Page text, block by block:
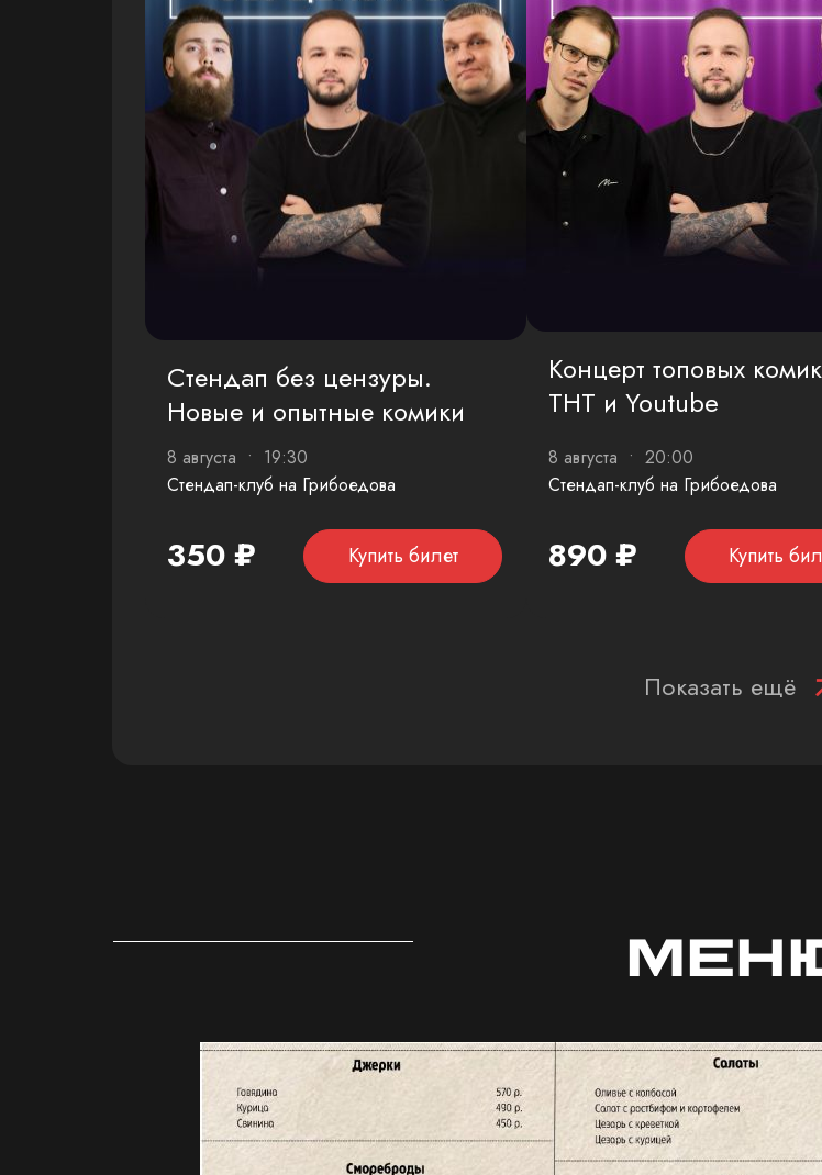
Стендап без цензуры.
Новые и опытные комики
8 августа • 19:30
Стендап-клуб на Грибоедова
350 ₽ Купить билет
Концерт топовых
ТНТ и Youtube
8 августа • 20:00
Стендап-клуб на Грибоедова
890 ₽ Купить
Показать ещё